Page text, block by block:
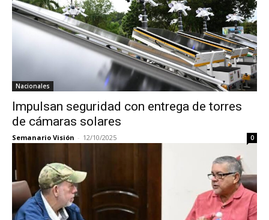
Nacionales
Impulsan seguridad con entrega de torres
de cámaras solares
Semanario Visión - 12/10/2025 0